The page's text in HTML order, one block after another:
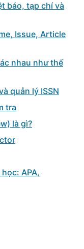
báo, tạp chí và
Issue, Article
nhau như thế
quản lý ISSN
tra
là gì?
APA,